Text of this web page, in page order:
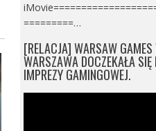
=========…
[RELACJA] WARSAW
WARSZAWA DOCZEKAŁA SIĘ
IMPREZY GAMINGOWEJ.